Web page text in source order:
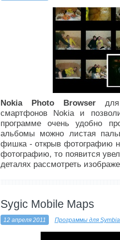
Nokia Photo Browser для
смартфонов Nokia и
программе очень удобно
альбомы можно листая
фишка - открыв фотографию
фотографию, то появится
деталях рассмотреть
Sygic Mobile Maps
12 апреля 2011 Программы для